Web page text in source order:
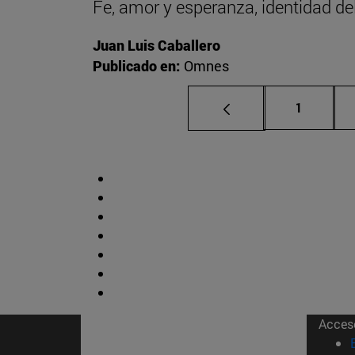
Fe, amor y esperanza, identidad
Juan Luis Caballero
Publicado en: Omnes
Página
1